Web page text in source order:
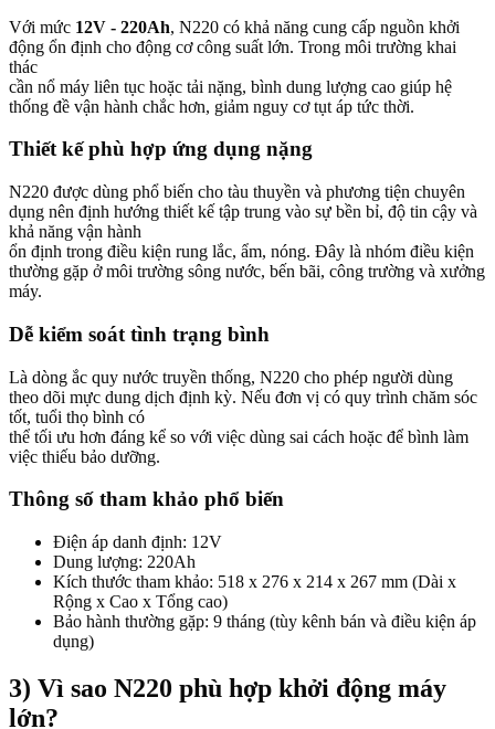
Với mức 12V - 220Ah, N220 có khả năng cung cấp nguồn khởi
động ổn định cho động cơ công suất lớn. Trong môi trường khai
thác
cần nổ máy liên tục hoặc tải nặng, bình dung lượng cao giúp hệ
thống đề vận hành chắc hơn, giảm nguy cơ tụt áp tức thời.
Thiết kế phù hợp ứng dụng nặng
N220 được dùng phổ biến cho tàu thuyền và phương tiện chuyên
dụng nên định hướng thiết kế tập trung vào sự bền bỉ, độ tin cậy và
khả năng vận hành
ổn định trong điều kiện rung lắc, ẩm, nóng. Đây là nhóm điều kiện
thường gặp ở môi trường sông nước, bến bãi, công trường và xưởng
máy.
Dễ kiểm soát tình trạng bình
Là dòng ắc quy nước truyền thống, N220 cho phép người dùng
theo dõi mực dung dịch định kỳ. Nếu đơn vị có quy trình chăm sóc
tốt, tuổi thọ bình có
thể tối ưu hơn đáng kể so với việc dùng sai cách hoặc để bình làm
việc thiếu bảo dưỡng.
Thông số tham khảo phổ biến
Điện áp danh định: 12V
Dung lượng: 220Ah
Kích thước tham khảo: 518 x 276 x 214 x 267 mm (Dài x
Rộng x Cao x Tổng cao)
Bảo hành thường gặp: 9 tháng (tùy kênh bán và điều kiện áp
dụng)
3) Vì sao N220 phù hợp khởi động máy
lớn?